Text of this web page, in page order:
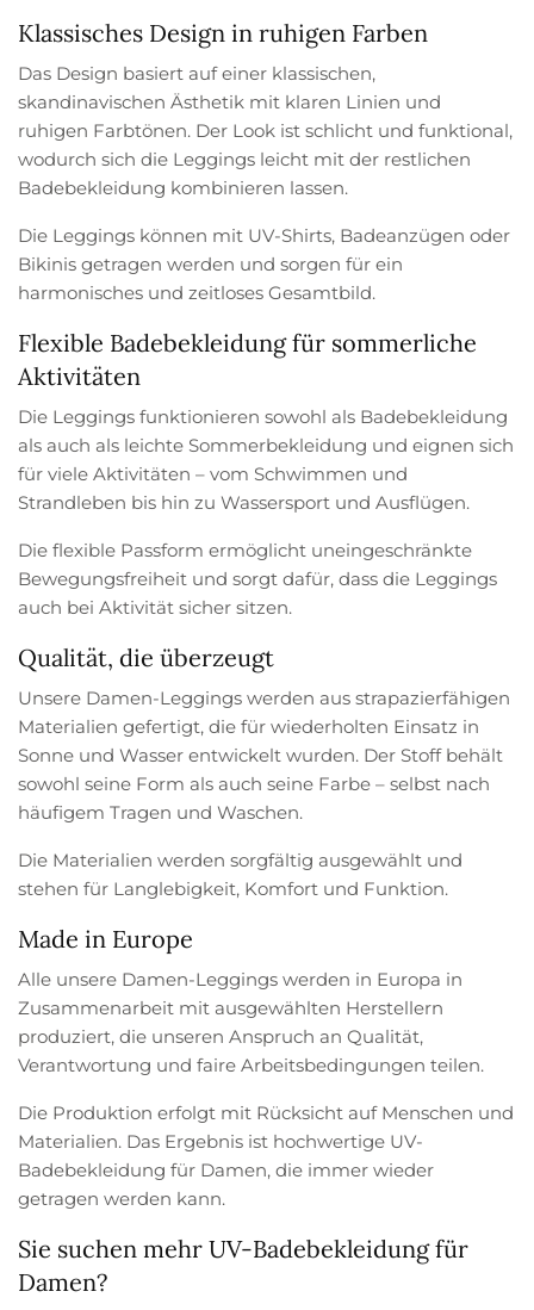
Klassisches Design in ruhigen Farben
Das Design basiert auf einer klassischen,
skandinavischen Ästhetik mit klaren Linien und
ruhigen Farbtönen. Der Look ist schlicht und funktional,
wodurch sich die Leggings leicht mit der restlichen
Badebekleidung kombinieren lassen.
Die Leggings können mit UV-Shirts, Badeanzügen oder
Bikinis getragen werden und sorgen für ein
harmonisches und zeitloses Gesamtbild.
Flexible Badebekleidung für sommerliche
Aktivitäten
Die Leggings funktionieren sowohl als Badebekleidung
als auch als leichte Sommerbekleidung und eignen sich
für viele Aktivitäten – vom Schwimmen und
Strandleben bis hin zu Wassersport und Ausflügen.
Die flexible Passform ermöglicht uneingeschränkte
Bewegungsfreiheit und sorgt dafür, dass die Leggings
auch bei Aktivität sicher sitzen.
Qualität, die überzeugt
Unsere Damen-Leggings werden aus strapazierfähigen
Materialien gefertigt, die für wiederholten Einsatz in
Sonne und Wasser entwickelt wurden. Der Stoff behält
sowohl seine Form als auch seine Farbe – selbst nach
häufigem Tragen und Waschen.
Die Materialien werden sorgfältig ausgewählt und
stehen für Langlebigkeit, Komfort und Funktion.
Made in Europe
Alle unsere Damen-Leggings werden in Europa in
Zusammenarbeit mit ausgewählten Herstellern
produziert, die unseren Anspruch an Qualität,
Verantwortung und faire Arbeitsbedingungen teilen.
Die Produktion erfolgt mit Rücksicht auf Menschen und
Materialien. Das Ergebnis ist hochwertige UV-
Badebekleidung für Damen, die immer wieder
getragen werden kann.
Sie suchen mehr UV-Badebekleidung für
Damen?